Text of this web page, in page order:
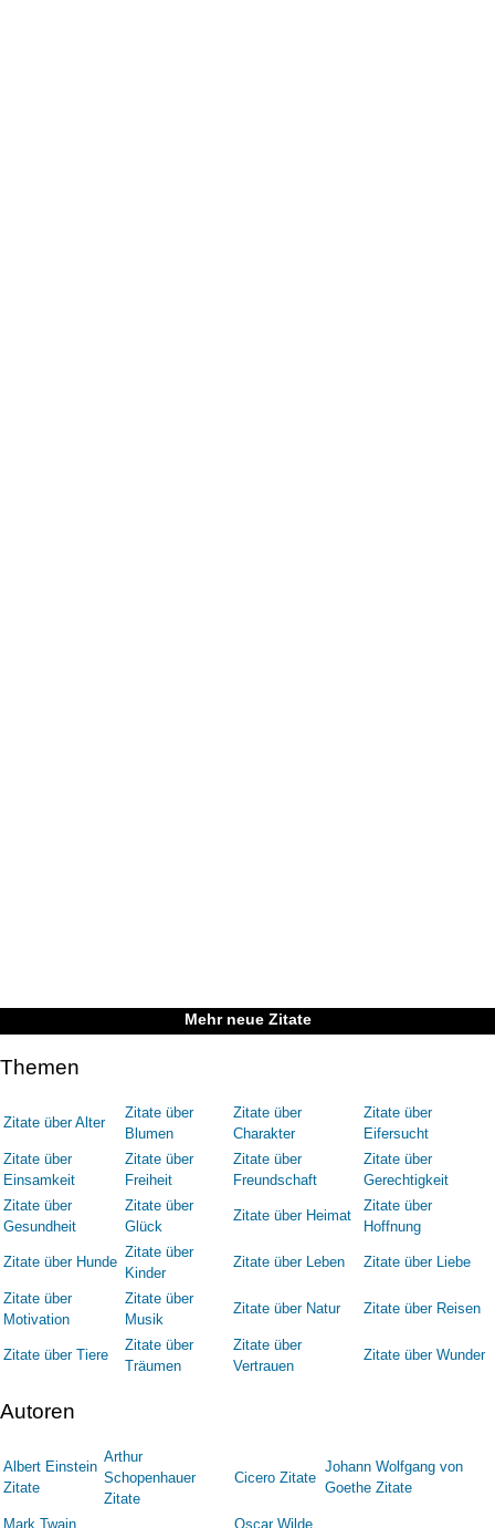
Mehr neue Zitate
Themen
Zitate über Alter
Zitate über
Blumen
Zitate über
Charakter
Zitate über
Eifersucht
Zitate über
Einsamkeit
Zitate über
Freiheit
Zitate über
Freundschaft
Zitate über
Gerechtigkeit
Zitate über
Gesundheit
Zitate über
Glück
Zitate über Heimat
Zitate über
Hoffnung
Zitate über Hunde
Zitate über
Kinder
Zitate über Leben Zitate über Liebe
Zitate über
Motivation
Zitate über
Musik
Zitate über Natur Zitate über Reisen
Zitate über Tiere
Zitate über
Träumen
Zitate über
Vertrauen
Zitate über Wunder
Autoren
Albert Einstein
Zitate
Arthur
Schopenhauer
Zitate
Cicero Zitate
Johann Wolfgang von
Goethe Zitate
Mark Twain Oscar Wilde